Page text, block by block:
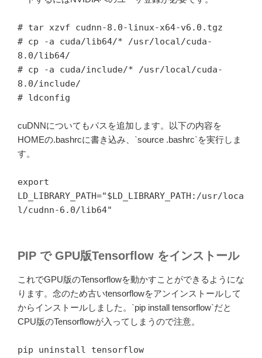
# tar xzvf cudnn-8.0-linux-x64-v6.0.tgz
# cp -a cuda/lib64/* /usr/local/cuda-
8.0/lib64/
# cp -a cuda/include/* /usr/local/cuda-
8.0/include/
# ldconfig
cuDNNについてもパスを追加します。以下の内容を
HOMEの.bashrcに書き込み、`source .bashrc`を実行しま
す。
export
LD_LIBRARY_PATH="$LD_LIBRARY_PATH:/usr/loca
l/cudnn-6.0/lib64"
PIP で GPU版Tensorflow をインストール
これでGPU版のTensorflowを動かすことができるようにな
ります。念のため古いtensorflowをアンインストールして
からインストールしました。`pip install tensorflow`だと
CPU版のTensorflowが入ってしまうので注意。
pip uninstall tensorflow